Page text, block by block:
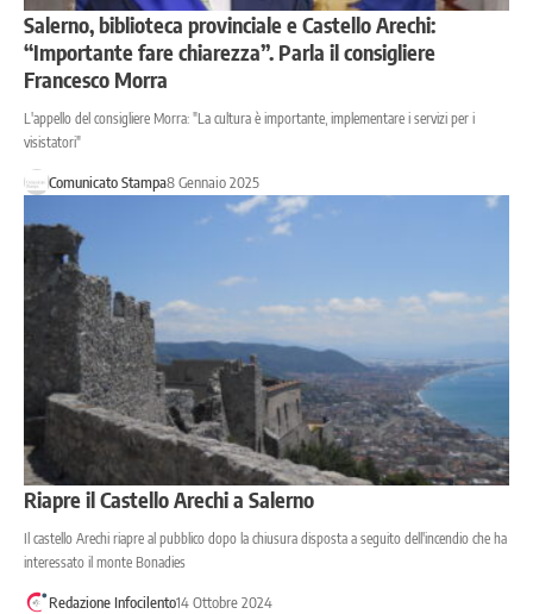
Salerno, biblioteca provinciale e Castello Arechi:
“Importante fare chiarezza”. Parla il consigliere
Francesco Morra
L'appello del consigliere Morra: "La cultura è importante, implementare i servizi per i
visistatori"
Comunicato Stampa8 Gennaio 2025
Riapre il Castello Arechi a Salerno
Il castello Arechi riapre al pubblico dopo la chiusura disposta a seguito dell'incendio che ha
interessato il monte Bonadies
Redazione Infocilento14 Ottobre 2024